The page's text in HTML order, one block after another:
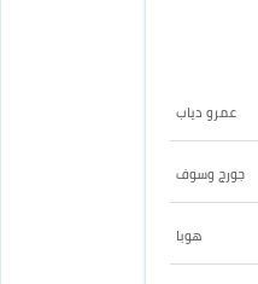
عمرو دياب
جورج وسوف
هوبا